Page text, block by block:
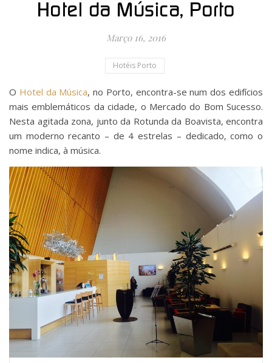
Hotel da Música, Porto
Março 16, 2016
Hotéis Porto
Hotel da Música, no Porto, encontra-se num dos edifícios
mais emblemáticos da cidade, o Mercado do Bom Sucesso.
Nesta agitada zona, junto da Rotunda da Boavista, encontra
um moderno recanto – de 4 estrelas – dedicado, como o
nome indica, à música.